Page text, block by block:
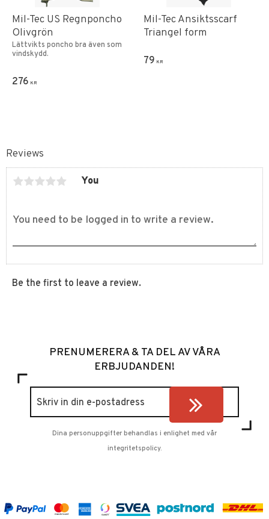
Reviews
You
Be the first to leave a review.
Mil-Tec US Regnponcho
Olivgrön
Lättvikts poncho bra även som
vindskydd.
276 KR
Mil-Tec Ansiktsscarf
Triangel form
79 KR
PRENUMERERA & TA DEL AV VÅRA
ERBJUDANDEN!
Dina personuppgifter behandlas i enlighet med vår
integritetspolicy.